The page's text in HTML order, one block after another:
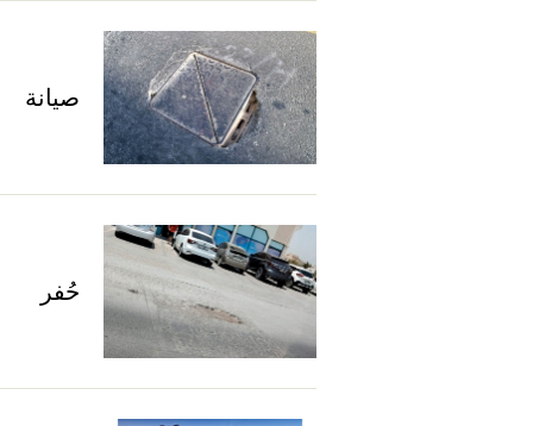
صيانة
حُفر